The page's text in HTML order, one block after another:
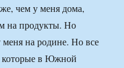
чем у меня дома,
на продукты. Но
меня на родине. Но все
которые в Южной